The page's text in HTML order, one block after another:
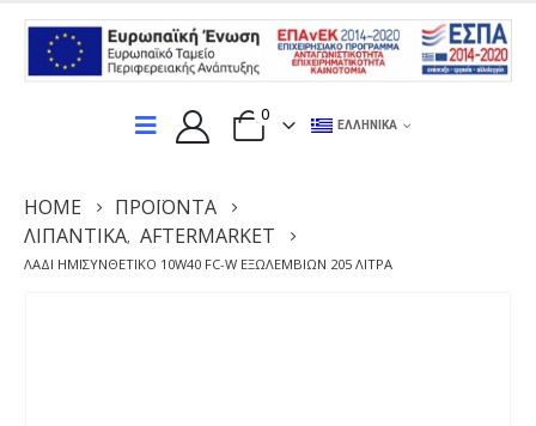
0
ΕΛΛΗΝΙΚΆ
HOME
ΠΡΟΪΌΝΤΑ
ΛΙΠΑΝΤΙΚΆ, AFTERMARKET
ΛΆΔΙ ΗΜΙΣΥΝΘΕΤΙΚΌ 10W40 FC-W ΕΞΩΛΕΜΒΊΩΝ 205 ΛΊΤΡΑ